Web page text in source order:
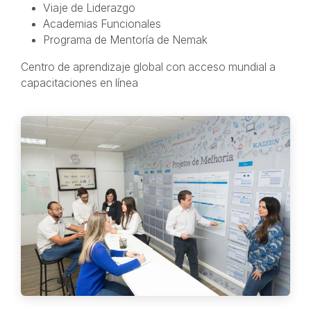
Viaje de Liderazgo
Academias Funcionales
Programa de Mentoría de Nemak
Centro de aprendizaje global con acceso mundial a
capacitaciones en línea